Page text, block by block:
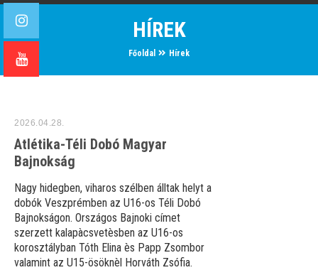
HÍREK
Főoldal Hírek
2026.04.28.
Atlétika-Téli Dobó Magyar
Bajnokság
Nagy hidegben, viharos szélben álltak helyt a
dobók Veszprémben az U16-os Téli Dobó
Bajnokságon. Országos Bajnoki címet
szerzett kalapàcsvetèsben az U16-os
korosztályban Tóth Elina ès Papp Zsombor
valamint az U15-ösöknèl Horváth Zsófia.